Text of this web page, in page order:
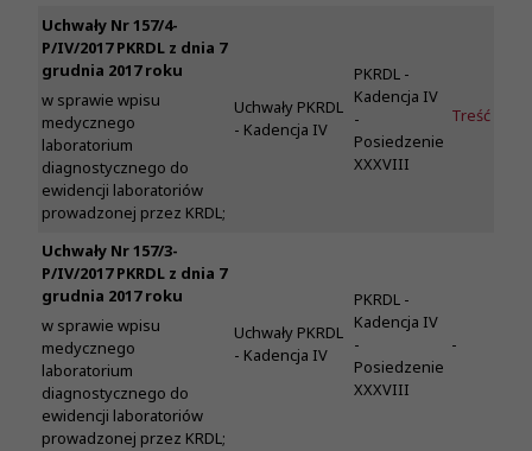
Uchwały Nr 157/4-
P/IV/2017 PKRDL z dnia 7
grudnia 2017 roku
w sprawie wpisu
medycznego
laboratorium
diagnostycznego do
ewidencji laboratoriów
prowadzonej przez KRDL;
Uchwały PKRDL
- Kadencja IV
PKRDL -
Kadencja IV
-
Posiedzenie
XXXVIII
Treść
Uchwały Nr 157/3-
P/IV/2017 PKRDL z dnia 7
grudnia 2017 roku
w sprawie wpisu
medycznego
laboratorium
diagnostycznego do
ewidencji laboratoriów
prowadzonej przez KRDL;
Uchwały PKRDL
- Kadencja IV
PKRDL -
Kadencja IV
-
Posiedzenie
XXXVIII
-